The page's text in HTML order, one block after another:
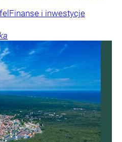
Finanse i inwestycje